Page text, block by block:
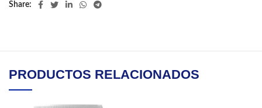
Share
PRODUCTOS RELACIONADOS